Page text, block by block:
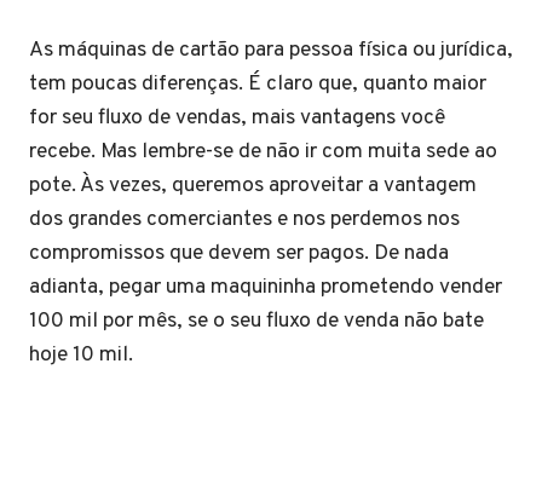
As máquinas de cartão para pessoa física ou jurídica,
tem poucas diferenças. É claro que, quanto maior
for seu fluxo de vendas, mais vantagens você
recebe. Mas lembre-se de não ir com muita sede ao
pote. Às vezes, queremos aproveitar a vantagem
dos grandes comerciantes e nos perdemos nos
compromissos que devem ser pagos. De nada
adianta, pegar uma maquininha prometendo vender
100 mil por mês, se o seu fluxo de venda não bate
hoje 10 mil.